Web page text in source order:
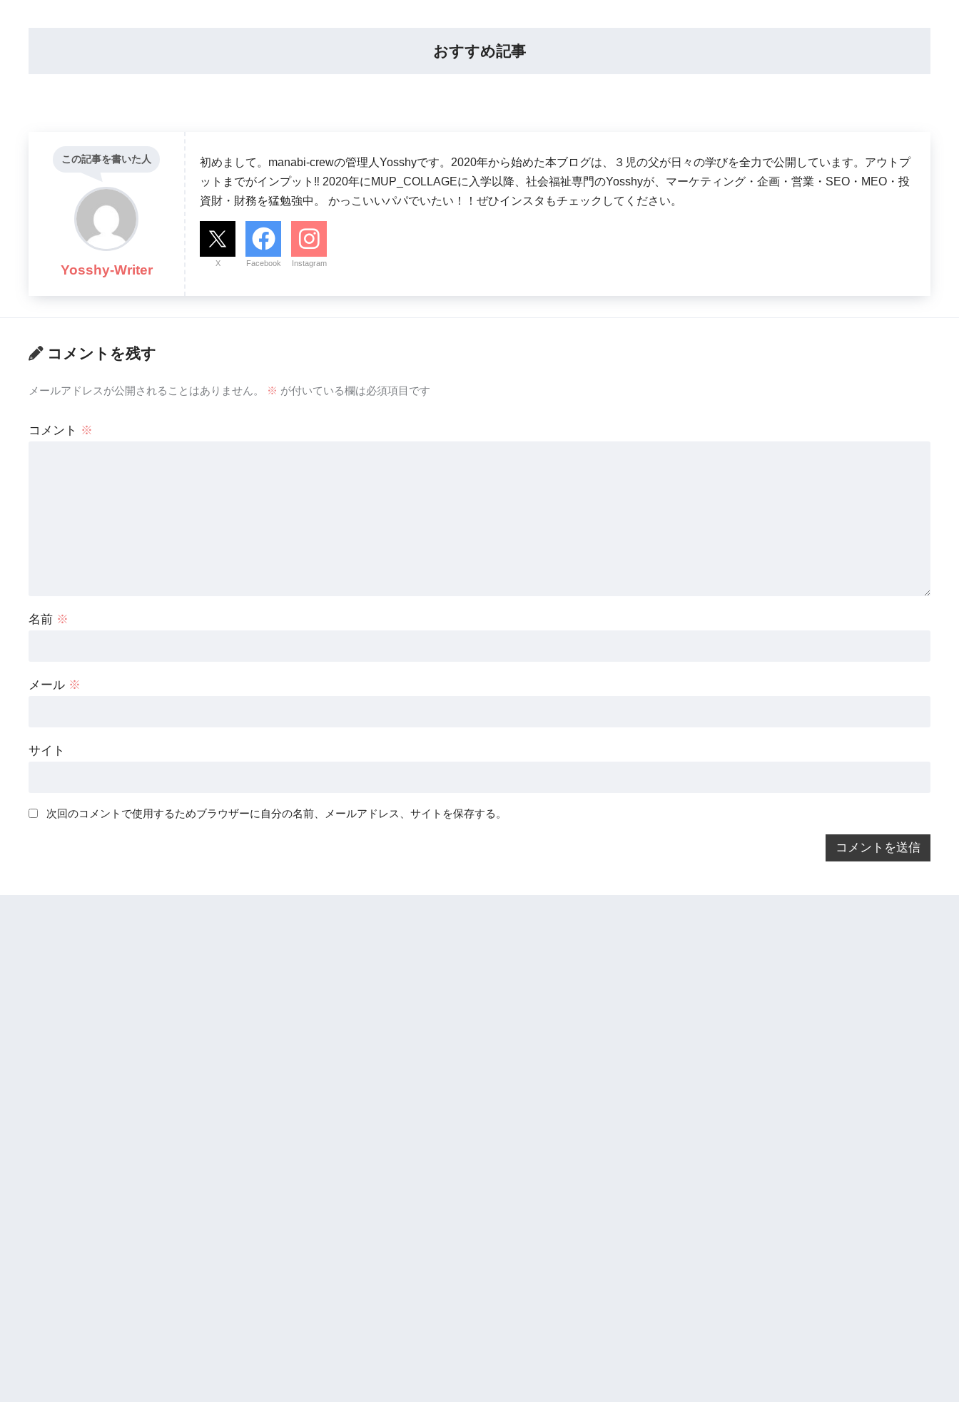
おすすめ記事
この記事を書いた人
Yosshy-Writer
初めまして。manabi-crewの管理人Yosshyです。2020年から始めた本ブログは、３児の父が日々の学びを全力で公開しています。アウトプ
ットまでがインプット‼ 2020年にMUP_COLLAGEに入学以降、社会福祉専門のYosshyが、マーケティング・企画・営業・SEO・MEO・投
資財・財務を猛勉強中。 かっこいいパパでいたい！！ぜひインスタもチェックしてください。
X Facebook Instagram
コメントを残す
メールアドレスが公開されることはありません。 ※ が付いている欄は必須項目です
コメント ※
名前 ※
メール ※
サイト
次回のコメントで使用するためブラウザーに自分の名前、メールアドレス、サイトを保存する。